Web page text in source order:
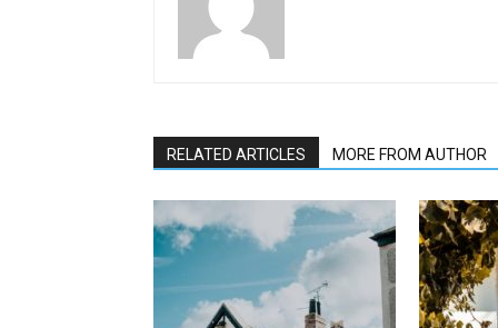
RELATED ARTICLES MORE FROM AUTHOR